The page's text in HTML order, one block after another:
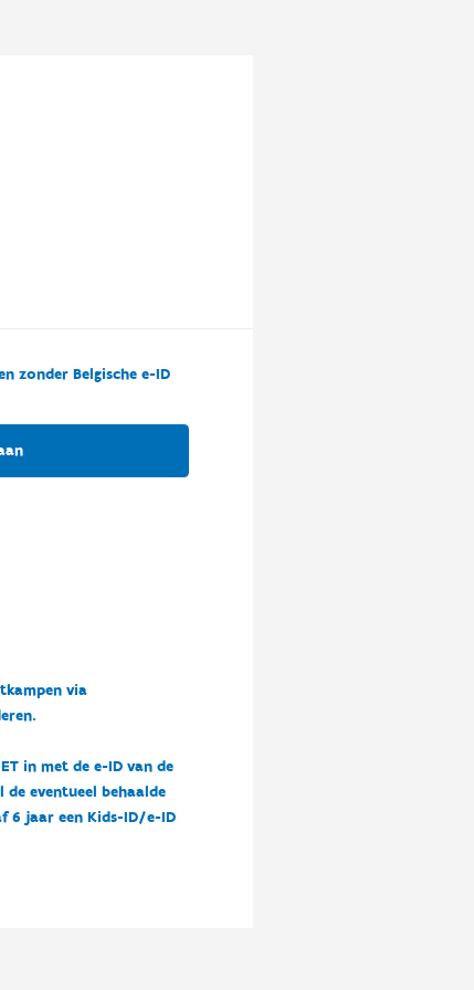
zonder Belgische e-ID
via
in met de e-ID van de
eventueel behaalde
6 jaar een Kids-ID/e-ID